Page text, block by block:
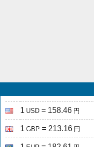
1 USD = 158.46 円
1 GBP = 213.16 円